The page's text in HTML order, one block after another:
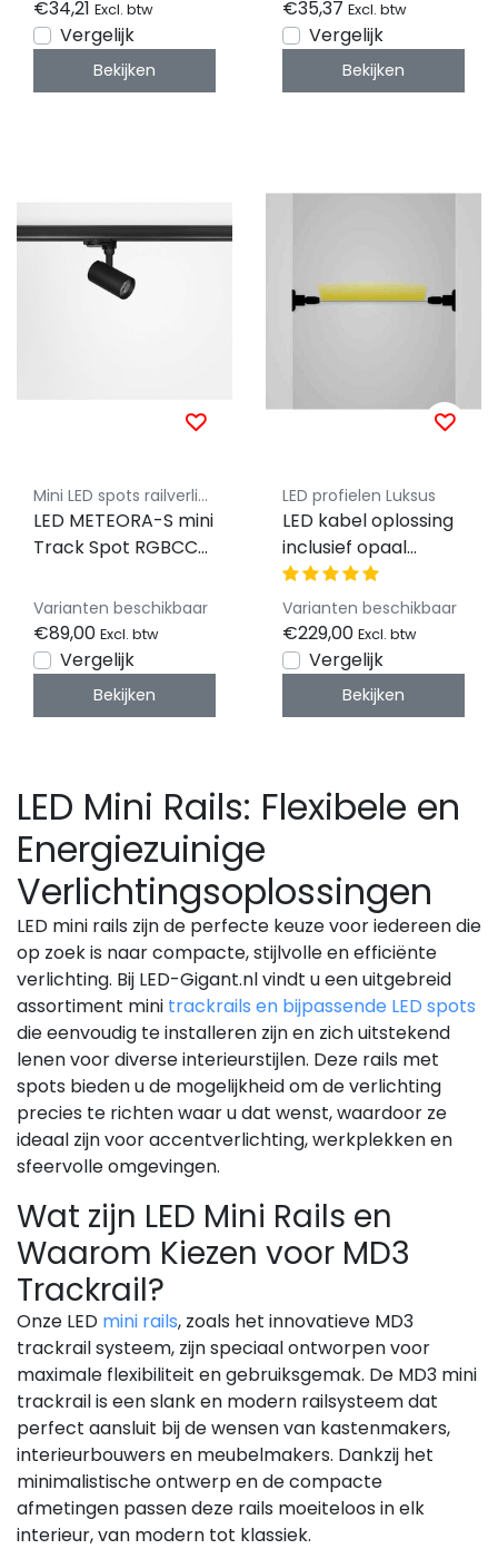
€34,21 Excl. btw
Vergelijk
Bekijken
€35,37 Excl. btw
Vergelijk
Bekijken
Mini LED spots railverlichting - Luksus
LED METEORA-S mini
Track Spot RGBCCT
Zwarte binnenring
Varianten beschikbaar
€89,00 Excl. btw
Vergelijk
Bekijken
LED profielen Luksus
LED kabel oplossing
inclusief opaal
afdekking - 10 of 20
meter in te korten
Varianten beschikbaar
€229,00 Excl. btw
Vergelijk
Bekijken
LED Mini Rails: Flexibele en
Energiezuinige
Verlichtingsoplossingen
LED mini rails zijn de perfecte keuze voor iedereen die
op zoek is naar compacte, stijlvolle en efficiënte
verlichting. Bij LED-Gigant.nl vindt u een uitgebreid
assortiment mini trackrails en bijpassende LED spots
die eenvoudig te installeren zijn en zich uitstekend
lenen voor diverse interieurstijlen. Deze rails met
spots bieden u de mogelijkheid om de verlichting
precies te richten waar u dat wenst, waardoor ze
ideaal zijn voor accentverlichting, werkplekken en
sfeervolle omgevingen.
Wat zijn LED Mini Rails en
Waarom Kiezen voor MD3
Trackrail?
Onze LED mini rails, zoals het innovatieve MD3
trackrail systeem, zijn speciaal ontworpen voor
maximale flexibiliteit en gebruiksgemak. De MD3 mini
trackrail is een slank en modern railsysteem dat
perfect aansluit bij de wensen van kastenmakers,
interieurbouwers en meubelmakers. Dankzij het
minimalistische ontwerp en de compacte
afmetingen passen deze rails moeiteloos in elk
interieur, van modern tot klassiek.